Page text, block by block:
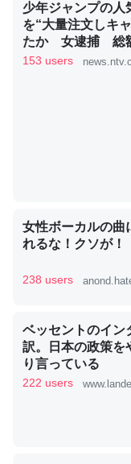
くらい。小説でい
ど、短期記憶とい
─GPTの仕組みと限
昆虫ってカルシウ
─ニュース :: 【研究発
いのか」に関する新仮
論文では「淡水は
利だから両方が拮
いる鋏角類（カブ
ずキチンを強化し
─ニュース :: 【研究
少年ジャンプの人
を“大量注文しキ
たか 女逮捕 総
（2026年8月6日掲
153 users
女性ボーカルの曲
れるな！クソが！
238 users
ベッセントのイン
訳。日本の政策を
り言っている
222 users